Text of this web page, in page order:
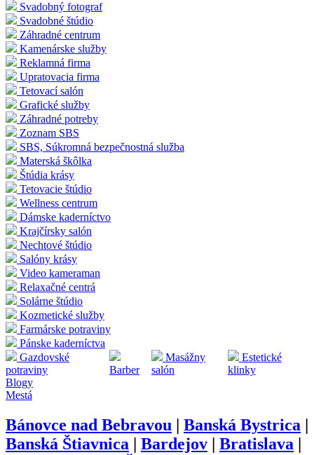
Svadobný fotograf
Svadobné štúdio
Záhradné centrum
Kamenárske služby
Reklamná firma
Upratovacia firma
Tetovací salón
Grafické služby
Záhradné potreby
Zoznam SBS
SBS, Súkromná bezpečnostná služba
Materská škôlka
Štúdia krásy
Tetovacie štúdio
Wellness centrum
Dámske kaderníctvo
Krajčírsky salón
Nechtové štúdio
Salóny krásy
Video kameraman
Relaxačné centrá
Solárne štúdio
Kozmetické služby
Farmárske potraviny
Pánske kaderníctva
Gazdovské
potraviny
Barber
Masážny
salón
Estetické
klinky
Blogy
Mestá
Bánovce nad Bebravou Banská Bystrica
Banská Štiavnica
Bardejov Bratislava